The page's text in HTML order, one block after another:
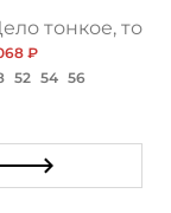
тонкое, топ
₽
52 54 56